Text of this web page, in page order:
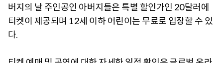
버지의 날 주인공인 아버지들은 특별 할인가인 20달러에
티켓이 제공되며 12세 이하 어린이는 무료로 입장할 수 있
다.